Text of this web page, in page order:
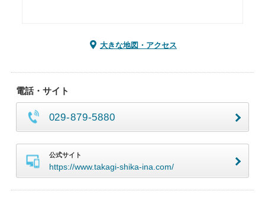
大きな地図・アクセス
電話・サイト
029-879-5880
公式サイト
https://www.takagi-shika-ina.com/